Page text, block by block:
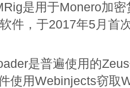
是用于Monero加
件，于2017年5月首
是普遍使用的
使用Webinjects窃取